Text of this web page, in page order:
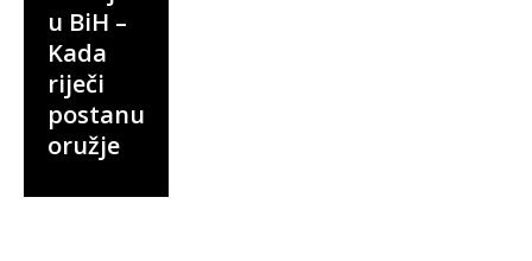
u BiH –
Kada
riječi
postanu
oružje